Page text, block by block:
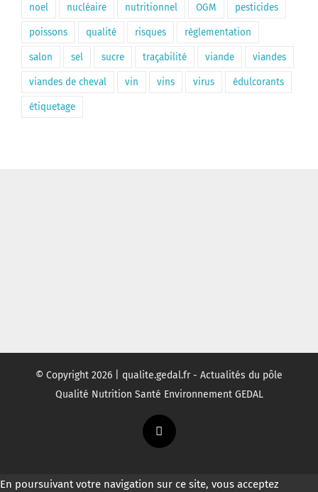
noel nucléaire nutritionnel OGM pesticides
poissons qualité risques règlementation
salon sel sucre traçabilité viande viandes
viandes de cheval vin vins virus édulcorants
étiquetage
© Copyright 2026 | qualite.gedal.fr - Actualités du pôle
Qualité Nutrition Santé Environnement GEDAL
Twitter
En poursuivant votre navigation sur ce site, vous acceptez